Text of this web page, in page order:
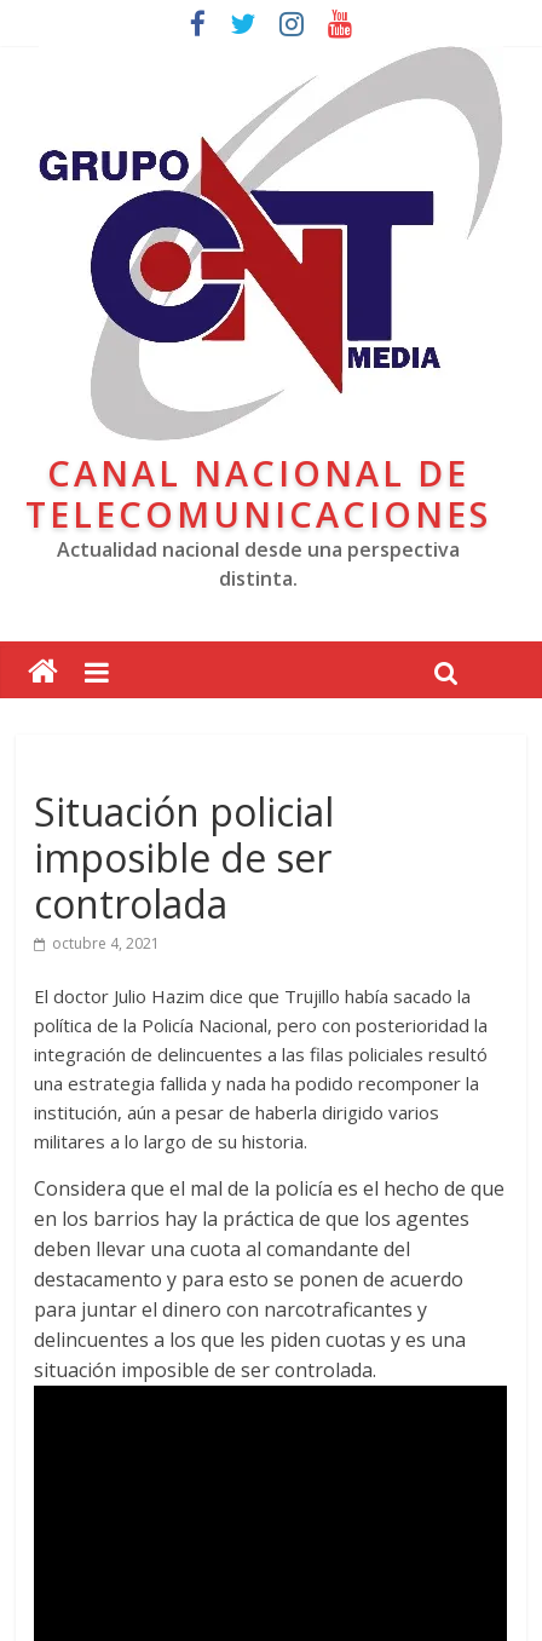
CANAL NACIONAL DE
TELECOMUNICACIONES
Actualidad nacional desde una perspectiva
distinta.
Situación policial
imposible de ser
controlada
octubre 4, 2021
El doctor Julio Hazim dice que Trujillo había sacado la
política de la Policía Nacional, pero con posterioridad la
integración de delincuentes a las filas policiales resultó
una estrategia fallida y nada ha podido recomponer la
institución, aún a pesar de haberla dirigido varios
militares a lo largo de su historia.
Considera que el mal de la policía es el hecho de que
en los barrios hay la práctica de que los agentes
deben llevar una cuota al comandante del
destacamento y para esto se ponen de acuerdo
para juntar el dinero con narcotraficantes y
delincuentes a los que les piden cuotas y es una
situación imposible de ser controlada.